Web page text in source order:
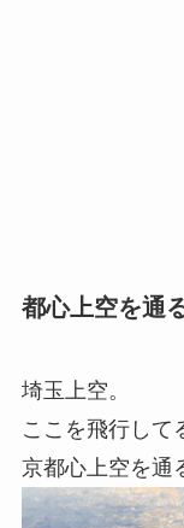
都心上空を通
埼玉上空。
ここを飛行して
京都心上空を通